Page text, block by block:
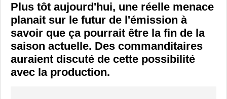
Plus tôt aujourd'hui, une réelle menace
planait sur le futur de l'émission à
savoir que ça pourrait être la fin de la
saison actuelle. Des commanditaires
auraient discuté de cette possibilité
avec la production.